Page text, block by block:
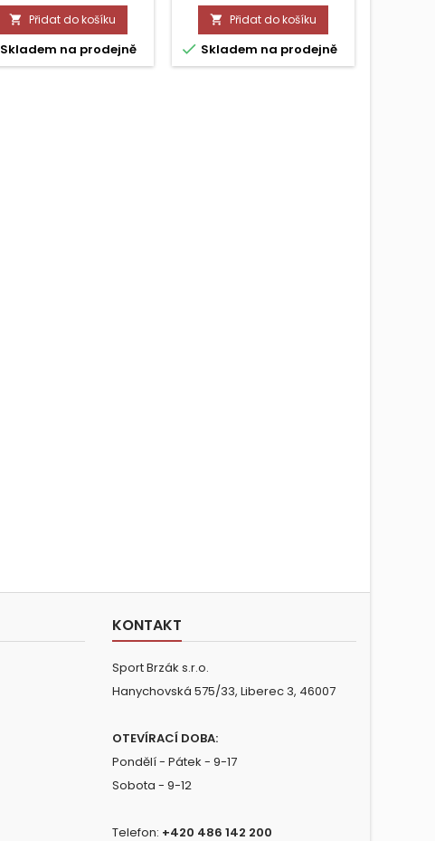
 Přidat do košíku
Skladem na prodejně
 Přidat do košíku
 Skladem na prodejně
KONTAKT
Sport Brzák s.r.o.
Hanychovská 575/33, Liberec 3, 46007
OTEVÍRACÍ DOBA:
Pondělí - Pátek - 9-17
Sobota - 9-12
Telefon: +420 486 142 200